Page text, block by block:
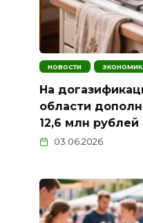
НОВОСТИ
На
области
12,6 млн рублей
03.06.2026